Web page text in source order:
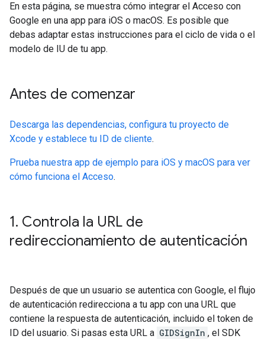
En esta página, se muestra cómo integrar el Acceso con
Google en una app para iOS o macOS. Es posible que
debas adaptar estas instrucciones para el ciclo de vida o el
modelo de IU de tu app.
Antes de comenzar
Descarga las dependencias, configura tu proyecto de
Xcode y establece tu ID de cliente.
Prueba nuestra app de ejemplo para iOS y macOS para ver
cómo funciona el Acceso.
1. Controla la URL de
redireccionamiento de autenticación
Después de que un usuario se autentica con Google, el flujo
de autenticación redirecciona a tu app con una URL que
contiene la respuesta de autenticación, incluido el token de
ID del usuario. Si pasas esta URL a GIDSignIn , el SDK